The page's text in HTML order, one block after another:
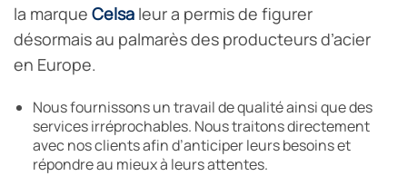
la marque Celsa leur a permis de figurer
désormais au palmarès des producteurs d’acier
en Europe.
Nous fournissons un travail de qualité ainsi que des
services irréprochables. Nous traitons directement
avec nos clients afin d’anticiper leurs besoins et
répondre au mieux à leurs attentes.